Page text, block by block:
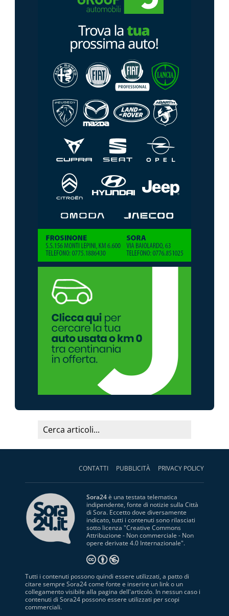
CONTATTI PUBBLICITÀ PRIVACY POLICY
Sora24è una testata telematica
indipendente, fonte di notizie sulla Città
di Sora. Eccetto dove diversamente
indicato, tutti i contenuti sono rilasciati
sotto licenza "Creative Commons
Attribuzione - Non commerciale - Non
opere derivate 4.0 Internazionale".
Tutti i contenuti possono quindi essere utilizzati, a patto di
citare sempre Sora24 come fonte e inserire un link o un
collegamento visibile alla pagina dell'articolo. In nessun caso i
contenuti di Sora24 possono essere utilizzati per scopi
commerciali.